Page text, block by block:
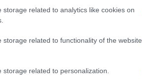
related to analytics like cookies on
storage related to functionality of the website
related to personalization.
serie di contromisure, tra cui